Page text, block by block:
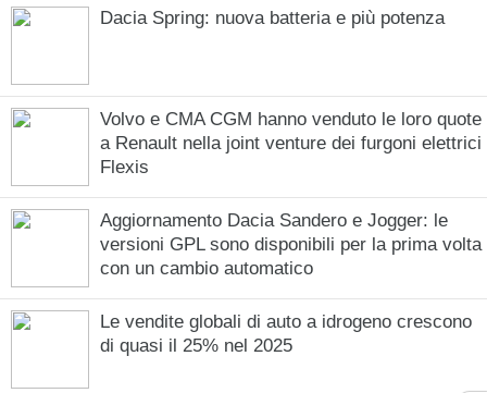
Dacia Spring: nuova batteria e più potenza
Volvo e CMA CGM hanno venduto le loro quote
a Renault nella joint venture dei furgoni elettrici
Flexis
Aggiornamento Dacia Sandero e Jogger: le
versioni GPL sono disponibili per la prima volta
con un cambio automatico
Le vendite globali di auto a idrogeno crescono
di quasi il 25% nel 2025